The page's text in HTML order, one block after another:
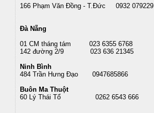
166 Phạm Văn Đồng - T.Đức 0932 079229
Đà Nẵng
01 CM tháng tám 023 6355 6768
142 đường 2/9 023 636 21345
Ninh Bình
484 Trần Hưng Đạo 0947685866
Buôn Ma Thuột
60 Lý Thái Tổ 0262 6543 666